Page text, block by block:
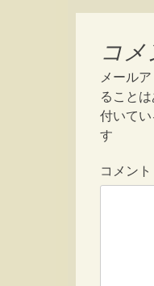
コ
メール
ることは
付いて
す
コメント